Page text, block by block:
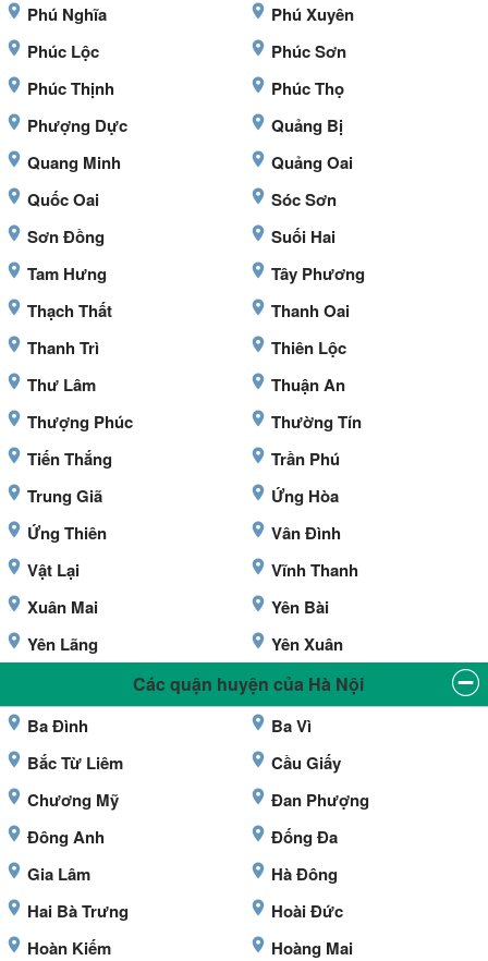
Phú Nghĩa
Phú Xuyên
Phúc Lộc
Phúc Sơn
Phúc Thịnh
Phúc Thọ
Phượng Dực
Quảng Bị
Quang Minh
Quảng Oai
Quốc Oai
Sóc Sơn
Sơn Đồng
Suối Hai
Tam Hưng
Tây Phương
Thạch Thất
Thanh Oai
Thanh Trì
Thiên Lộc
Thư Lâm
Thuận An
Thượng Phúc
Thường Tín
Tiến Thắng
Trần Phú
Trung Giã
Ứng Hòa
Ứng Thiên
Vân Đình
Vật Lại
Vĩnh Thanh
Xuân Mai
Yên Bài
Yên Lãng
Yên Xuân
Các quận huyện của Hà Nội
Ba Đình
Ba Vì
Bắc Từ Liêm
Cầu Giấy
Chương Mỹ
Đan Phượng
Đông Anh
Đống Đa
Gia Lâm
Hà Đông
Hai Bà Trưng
Hoài Đức
Hoàn Kiếm
Hoàng Mai